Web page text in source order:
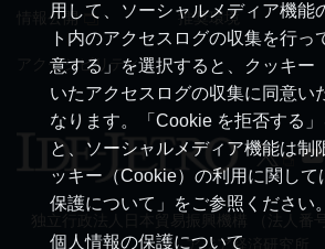
用して、ソーシャルメディア機能
ト内のアクセスログの収集を行っ
意する」を選択すると、クッキー
いたアクセスログの収集に同意い
なります。「Cookie を拒否する
と、ソーシャルメディア機能は制
ッキー（Cookie）の利用に関して
保護について」をご参照ください。
個人情報の保護について
情報公開 推奨環境
アクセシビリティ
アジア経済研究所